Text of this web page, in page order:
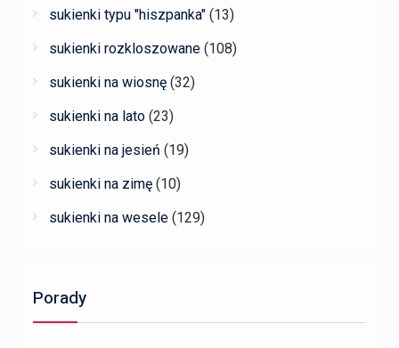
sukienki typu "hiszpanka" (13)
sukienki rozkloszowane (108)
sukienki na wiosnę (32)
sukienki na lato (23)
sukienki na jesień (19)
sukienki na zimę (10)
sukienki na wesele (129)
Porady